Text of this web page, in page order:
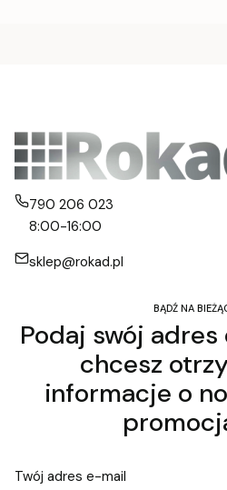
790 206 023
8:00-16:00
sklep@rokad.pl
BĄDŹ NA
Podaj swój
chcesz
informacje o
Twój adres e-mail